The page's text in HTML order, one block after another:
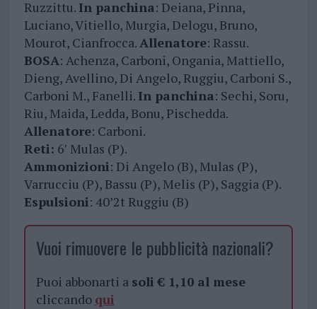
Ruzzittu. In panchina: Deiana, Pinna,
Luciano, Vitiello, Murgia, Delogu, Bruno,
Mourot, Cianfrocca.Allenatore: Rassu.
BOSA: Achenza, Carboni, Ongania, Mattiello,
Dieng, Avellino, Di Angelo, Ruggiu, Carboni S.,
Carboni M., Fanelli. In panchina: Sechi, Soru,
Riu, Maida, Ledda, Bonu, Pischedda.
Allenatore: Carboni.
Reti: 6′ Mulas (P).
Ammonizioni: Di Angelo (B), Mulas (P),
Varrucciu (P), Bassu (P), Melis (P), Saggia (P).
Espulsioni: 40’2t Ruggiu (B)
Vuoi rimuovere le pubblicità nazionali?
Puoi abbonarti a soli € 1,10 al mese
cliccando qui